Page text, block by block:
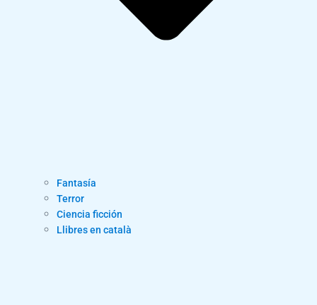
Fantasía
Terror
Ciencia ficción
Llibres en català